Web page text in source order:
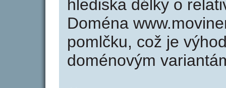
hlediska délky o
Doména
pomlčku, což je
doménovým